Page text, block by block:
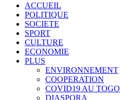
ACCUEIL
POLITIQUE
SOCIETE
SPORT
CULTURE
ECONOMIE
PLUS
ENVIRONNEMENT
COOPERATION
COVID19 AU TOGO
DIASPORA